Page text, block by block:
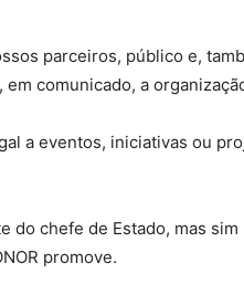
parceiros, público e,
comunicado, a
a eventos, iniciativas ou
do chefe de Estado, mas
promove.